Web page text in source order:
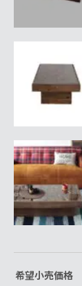
希望小売価格